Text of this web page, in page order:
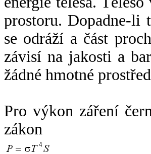
prostoru. Dopadne-li
se odráží a část
závisí na jakosti a
žádné hmotné
Pro výkon záření
zákon